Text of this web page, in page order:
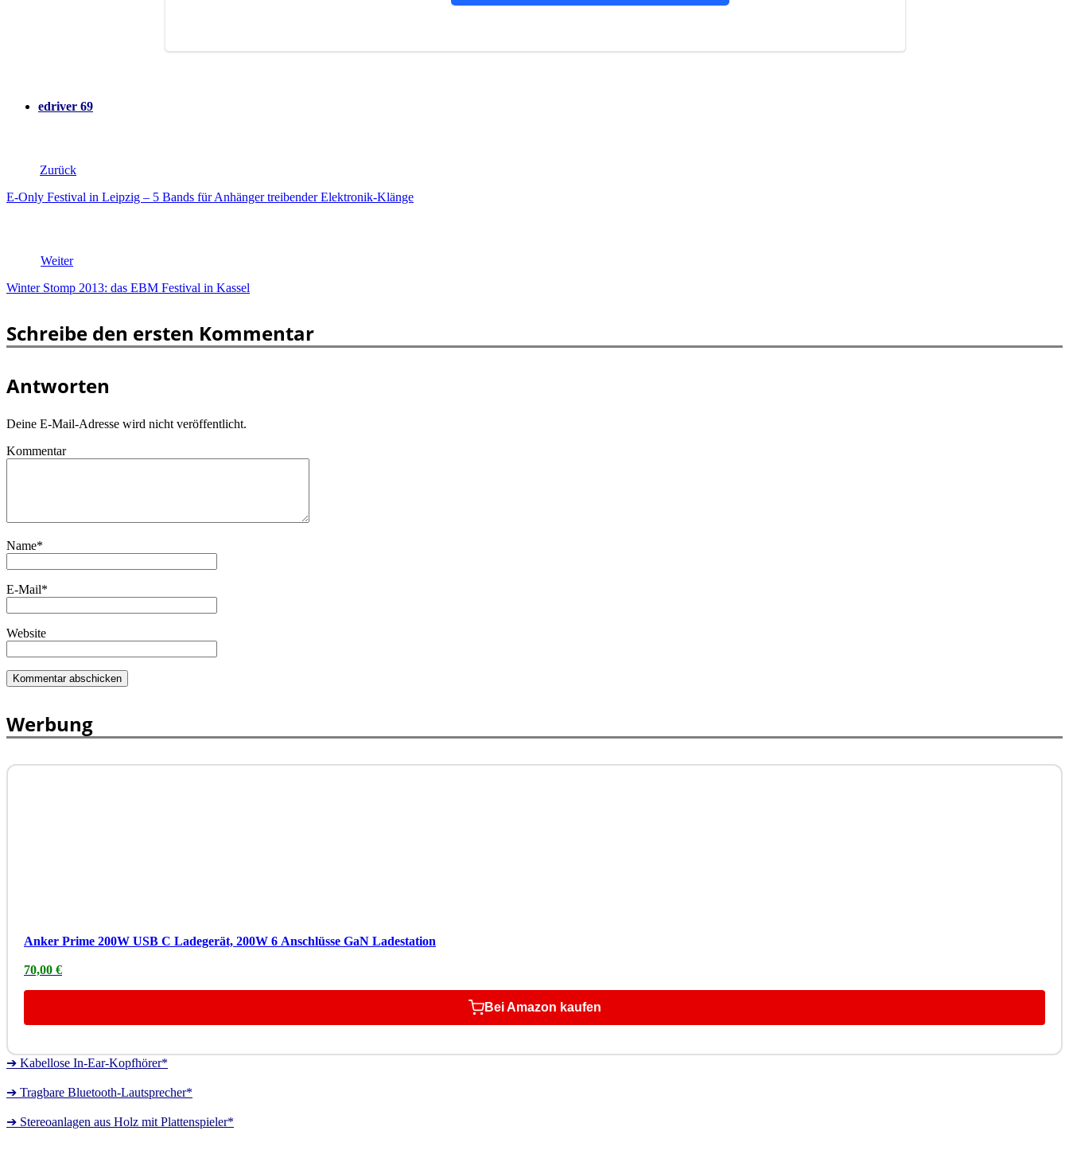
edriver 69
Zurück
E-Only Festival in Leipzig – 5 Bands für Anhänger treibender Elektronik-Klänge
Weiter
Winter Stomp 2013: das EBM Festival in Kassel
Schreibe den ersten Kommentar
Antworten
Deine E-Mail-Adresse wird nicht veröffentlicht.
Kommentar
Name*
E-Mail*
Website
Werbung
Anker Prime 200W USB C Ladegerät, 200W 6 Anschlüsse GaN Ladestation
70,00 €
Bei Amazon kaufen
➔ Kabellose In-Ear-Kopfhörer*
➔ Tragbare Bluetooth-Lautsprecher*
➔ Stereoanlagen aus Holz mit Plattenspieler*